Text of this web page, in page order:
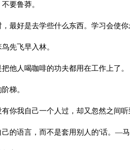
要鲁莽。
最好是去学些什么东西。学习会使你
先飞早入林。
他人喝咖啡的功夫都用在工作上了。
梯。
你我自己一个人过，却又忽然之间听
己的语言，而不是套用别人的'话。—